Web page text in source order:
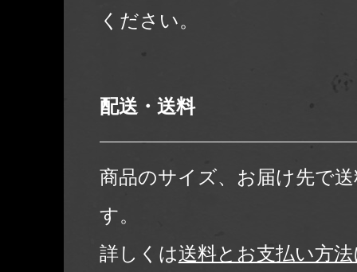
ください。
配送・送料
商品のサイズ、お届け先で
す。
詳しくは送料とお支払い方